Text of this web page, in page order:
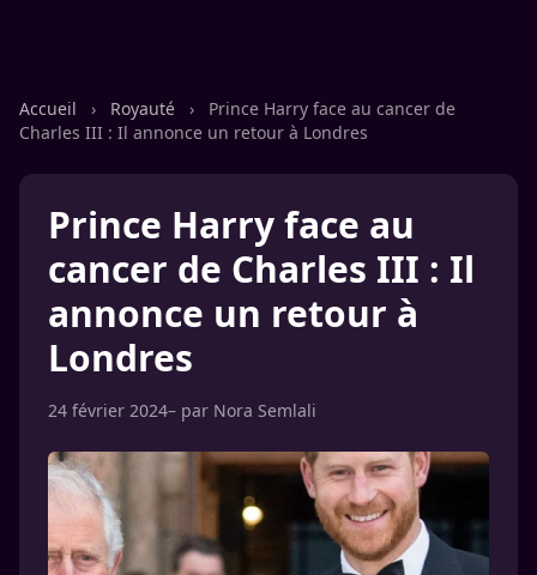
Accueil › Royauté ›
Prince Harry face au cancer de
Charles III : Il annonce un retour à Londres
Prince Harry face au
cancer de Charles III : Il
annonce un retour à
Londres
24 février 2024– par Nora Semlali